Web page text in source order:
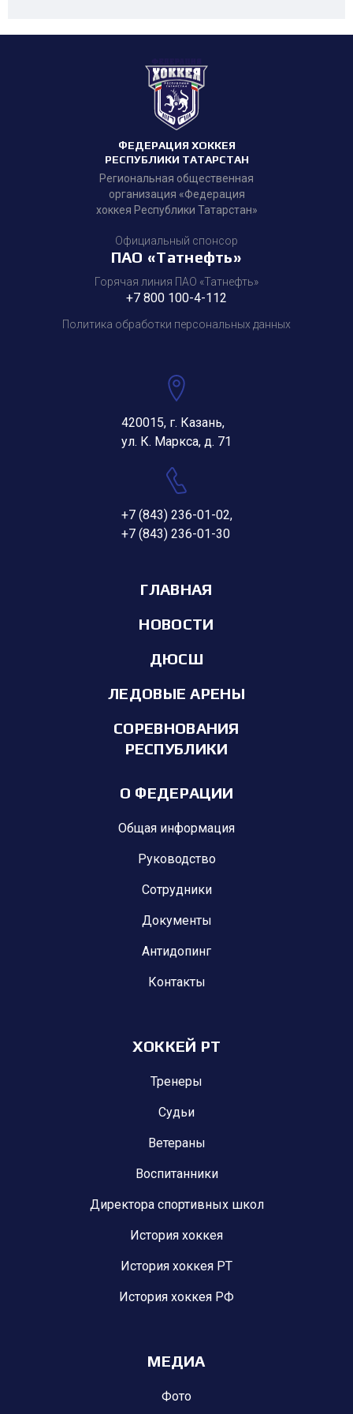
ФЕДЕРАЦИЯ ХОККЕЯ
РЕСПУБЛИКИ ТАТАРСТАН
Региональная общественная
организация «Федерация
хоккея Республики Татарстан»
Официальный спонсор
ПАО «Татнефть»
Горячая линия ПАО «Татнефть»
+7 800 100-4-112
Политика обработки персональных данных
420015, г. Казань,
ул. К. Маркса, д. 71
+7 (843) 236-01-02,
+7 (843) 236-01-30
ГЛАВНАЯ
НОВОСТИ
ДЮСШ
ЛЕДОВЫЕ АРЕНЫ
СОРЕВНОВАНИЯ
РЕСПУБЛИКИ
О ФЕДЕРАЦИИ
Общая информация
Руководство
Сотрудники
Документы
Антидопинг
Контакты
ХОККЕЙ РТ
Тренеры
Судьи
Ветераны
Воспитанники
Директора спортивных школ
История хоккея
История хоккея РТ
История хоккея РФ
МЕДИА
Фото